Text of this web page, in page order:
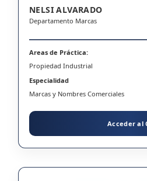
NELSI ALVARADO
Departamento Marcas
Areas de Práctica:
Propiedad Industrial
Especialidad
Marcas y Nombres Comerciales
Acceder al